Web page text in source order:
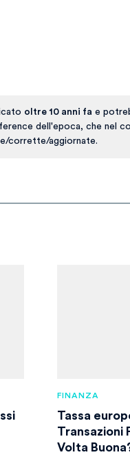
oltre 10 anni fa e
dell'epoca, che nel
corrette/aggiornate.
FINANZA
Tassa
Transazioni
Volta